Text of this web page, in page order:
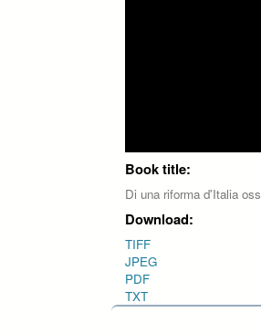
Book title:
Di una riforma d'Italia
Download:
TIFF
JPEG
PDF
TXT